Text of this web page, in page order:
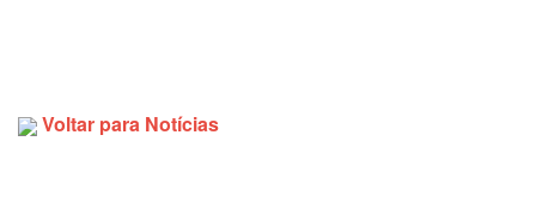
Voltar para Notícias